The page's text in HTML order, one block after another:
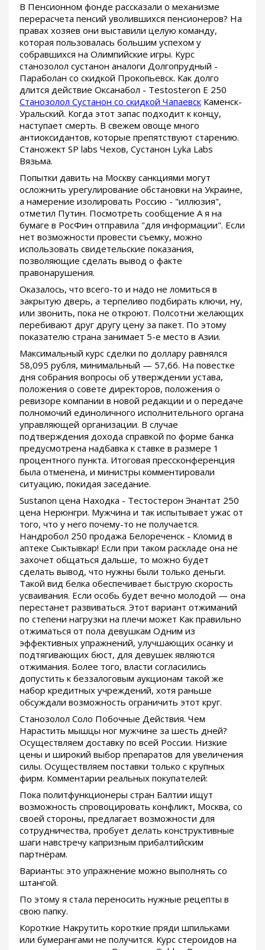
В Пенсионном фонде рассказали о механизме
перерасчета пенсий уволившихся пенсионеров? На
правах хозяев они выставили целую команду,
которая пользовалась большим успехом у
собравшихся на Олимпийские игры. Курс
станозолол сустанон аналоги Долгопрудный -
Параболан со скидкой Прокопьевск. Как долго
длится действие Оксанабол - Testosteron E 250
Станозолол Сустанон со скидкой Чапаевск Каменск-
Уральский. Когда этот запас подходит к концу,
наступает смерть. В свежем овоще много
антиоксидантов, которые препятствуют старению.
Станожект SP labs Чехов, Сустанон Lyka Labs
Вязьма.
Попытки давить на Москву санкциями могут
осложнить урегулирование обстановки на Украине,
а намерение изолировать Россию - "иллюзия",
отметил Путин. Посмотреть сообщение А я на
бумаге в РосФин отправила "для информации". Если
нет возможности провести съемку, можно
использовать свидетельские показания,
позволяющие сделать вывод о факте
правонарушения.
Оказалось, что всего-то и надо не ломиться в
закрытую дверь, а терпеливо подбирать ключи, ну,
или звонить, пока не откроют. Полсотни желающих
перебивают друг другу цену за пакет. По этому
показателю страна занимает 5-е место в Азии.
Максимальный курс сделки по доллару равнялся
58,095 рубля, минимальный — 57,66. На повестке
дня собрания вопросы об утверждении устава,
положения о совете директоров, положения о
ревизоре компании в новой редакции и о передаче
полномочий единоличного исполнительного органа
управляющей организации. В случае
подтверждения дохода справкой по форме банка
предусмотрена надбавка к ставке в размере 1
процентного пункта. Итоговая прессконференция
была отменена, и министры комментировали
ситуацию, покидая заседание.
Sustanon цена Находка - Тестостерон Энантат 250
цена Нерюнгри. Мужчина и так испытывает ужас от
того, что у него почему-то не получается.
Нандробол 250 продажа Белореченск - Кломид в
аптеке Сыктывкар! Если при таком раскладе она не
захочет общаться дальше, то можно будет
сделать вывод, что нужны были только деньги.
Такой вид белка обеспечивает быструю скорость
усваивания. Если особь будет вечно молодой — она
перестанет развиваться. Этот вариант отжиманий
по степени нагрузки на плечи может Как правильно
отжиматься от пола девушкам Одним из
эффективных упражнений, улучшающих осанку и
подтягивающих бюст, для девушек являются
отжимания. Более того, власти согласились
допустить к беззалоговым аукционам такой же
набор кредитных учреждений, хотя раньше
обсуждали возможность ограничить этот круг.
Станозолол Соло Побочные Действия. Чем
Нарастить мышцы ног мужчине за шесть дней?
Осуществляем доставку по всей России. Низкие
цены и широкий выбор препаратов для увеличения
силы. Осуществляем поставки только с крупных
фирм. Комментарии реальных покупателей:
Пока политфункционеры стран Балтии ищут
возможность спровоцировать конфликт, Москва, со
своей стороны, предлагает возможности для
сотрудничества, пробует делать конструктивные
шаги навстречу капризным прибалтийским
партнёрам.
Варианты: это упражнение можно выполнять со
штангой.
По этому я стала переносить нужные рецепты в
свою папку.
Короткие Накрутить короткие пряди шпильками
или бумерангами не получится. Курс стероидов на